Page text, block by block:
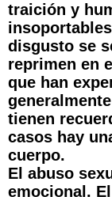
traición y
disgusto se
reprimen en
que han
tienen
casos hay
cuerpo.
El abuso
emocional.